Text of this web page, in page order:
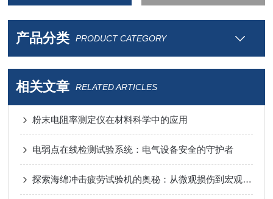
产品分类 PRODUCT CATEGORY
相关文章 RELATED ARTICLES
粉末电阻率测定仪在材料科学中的应用
电弱点在线检测试验系统：电气设备安全的守护者
探索海绵冲击疲劳试验机的奥秘：从微观损伤到宏观失效